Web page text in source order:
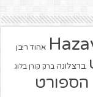
אהוד ריבן
ברצלונה ברק קורן בלוג
הספורט